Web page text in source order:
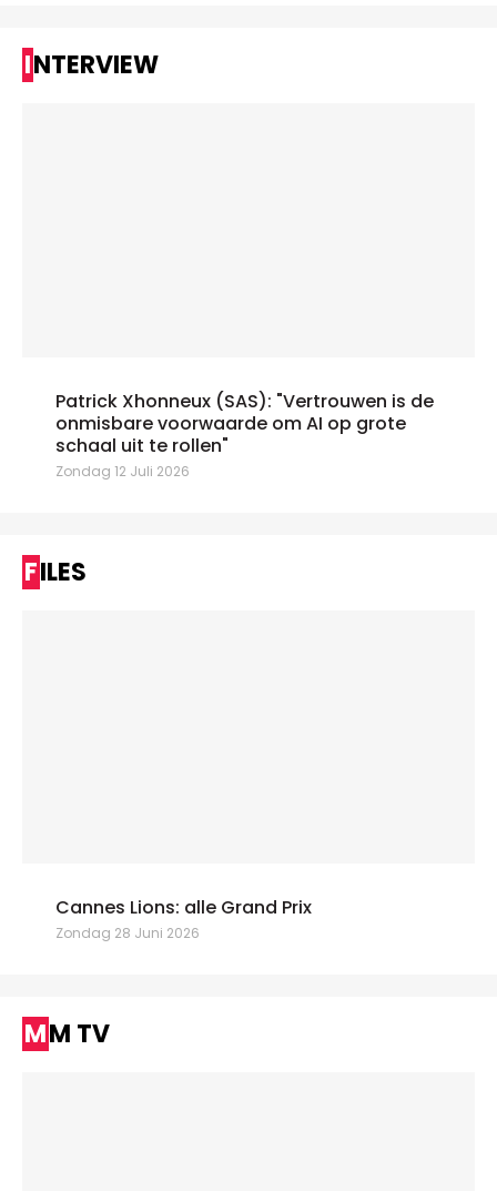
INTERVIEW
Patrick Xhonneux (SAS): "Vertrouwen is de
onmisbare voorwaarde om AI op grote
schaal uit te rollen"
Zondag 12 Juli 2026
FILES
Cannes Lions: alle Grand Prix
Zondag 28 Juni 2026
MM TV